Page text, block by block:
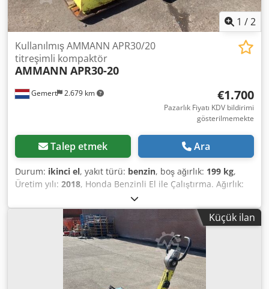
1 /2
Gemert 2.679 km
Kullanılmış AMMANN APR30/20
titreşimli kompaktör
AMMANN APR30-20
€1.700
Pazarlık Fiyatı KDV bildirimi
gösterilmemekte
Talep etmek Ara
Durum: ikinci el, yakıt türü: benzin, boş ağırlık: 199 kg,
Üretim yılı: 2018, Honda Benzinli El ile Çalıştırma. Ağırlık:
199 kg Vuruş Gücü: 30 kN Plaka Genişliği: 50 cm İleri/Geri
Crsdpfxexw H Hvs Alfsf Fiyat: 1.700 € (KDV hariç) Çok sayıda
stokta bulunmaktadır!!
Küçük ilan